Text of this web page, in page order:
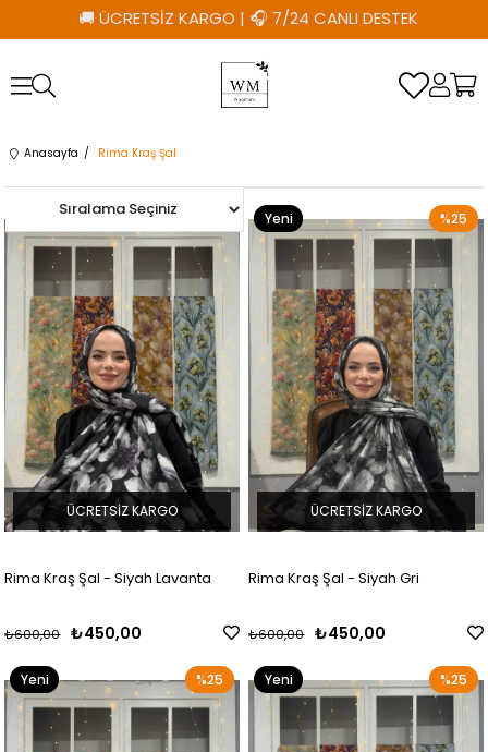
🚚 ÜCRETSİZ KARGO | 🎧 7/24 CANLI DESTEK
Anasayfa Rima Kraş Şal
Rima Kraş Şal - Siyah Lavanta
₺450,00
₺600,00
ÜCRETSIZ KARGO
Ürün
Rima Kraş Şal - Siyah Gri
₺450,00
₺600,00
%25
ÜCRETSIZ KARGO
Yeni
Ürün
%25
Yeni
Ürün
%25
Yeni